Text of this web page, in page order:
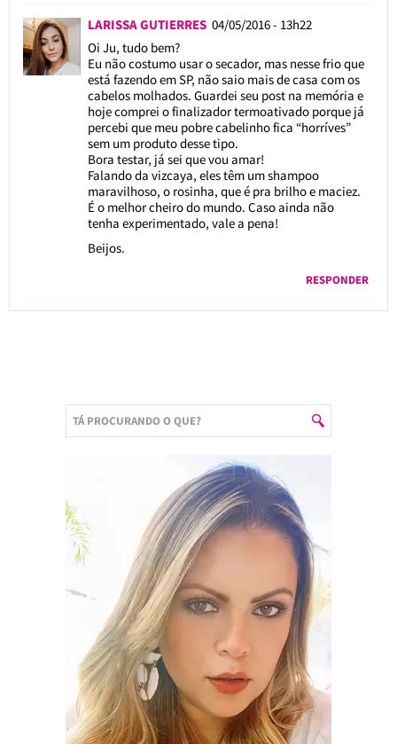
LARISSA GUTIERRES 04/05/2016 - 13h22
Oi Ju, tudo bem?
Eu não costumo usar o secador, mas nesse frio que
está fazendo em SP, não saio mais de casa com os
cabelos molhados. Guardei seu post na memória e
hoje comprei o finalizador termoativado porque já
percebi que meu pobre cabelinho fica “horríves”
sem um produto desse tipo.
Bora testar, já sei que vou amar!
Falando da vizcaya, eles têm um shampoo
maravilhoso, o rosinha, que é pra brilho e maciez.
É o melhor cheiro do mundo. Caso ainda não
tenha experimentado, vale a pena!
Beijos.
RESPONDER